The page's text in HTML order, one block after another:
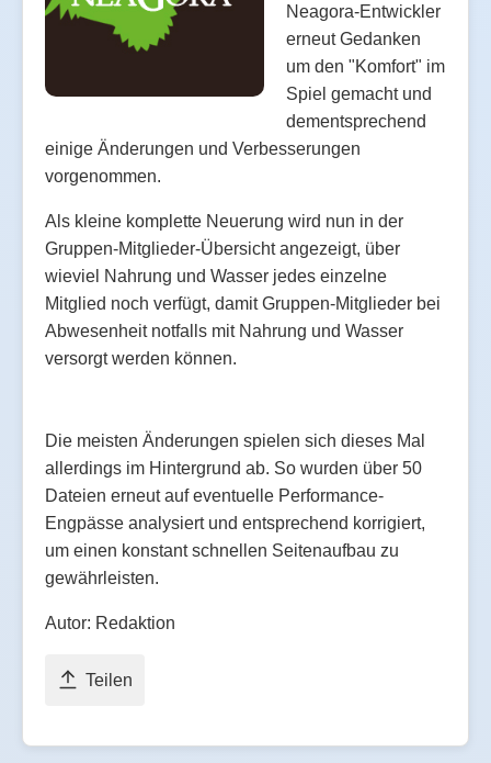
Neagora-Entwickler
erneut Gedanken
um den "Komfort" im
Spiel gemacht und
dementsprechend
einige Änderungen und Verbesserungen
vorgenommen.
Als kleine komplette Neuerung wird nun in der
Gruppen-Mitglieder-Übersicht angezeigt, über
wieviel Nahrung und Wasser jedes einzelne
Mitglied noch verfügt, damit Gruppen-Mitglieder bei
Abwesenheit notfalls mit Nahrung und Wasser
versorgt werden können.
Die meisten Änderungen spielen sich dieses Mal
allerdings im Hintergrund ab. So wurden über 50
Dateien erneut auf eventuelle Performance-
Engpässe analysiert und entsprechend korrigiert,
um einen konstant schnellen Seitenaufbau zu
gewährleisten.
Autor: Redaktion
Teilen